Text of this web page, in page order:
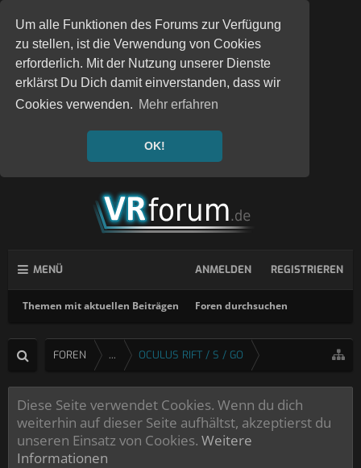
Um alle Funktionen des Forums zur Verfügung
zu stellen, ist die Verwendung von Cookies
erforderlich. Mit der Nutzung unserer Dienste
erklärst Du Dich damit einverstanden, dass wir
Cookies verwenden. Mehr erfahren
OK!
MENÜ
Themen mit aktuellen Beiträgen Foren durchsuchen
ANMELDEN REGISTRIEREN
FOREN ... OCULUS RIFT / S / GO
Diese Seite verwendet Cookies. Wenn du dich
weiterhin auf dieser Seite aufhältst, akzeptierst du
unseren Einsatz von Cookies. Weitere
Informationen